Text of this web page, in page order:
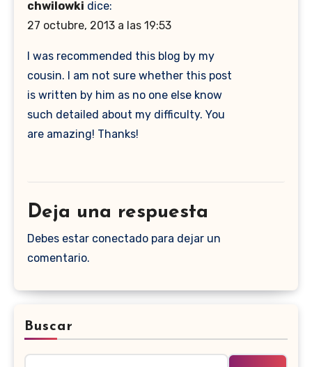
chwilowki dice:
27 octubre, 2013 a las 19:53
I was recommended this blog by my
cousin. I am not sure whether this post
is written by him as no one else know
such detailed about my difficulty. You
are amazing! Thanks!
Deja una respuesta
Debes estar conectado para dejar un
comentario.
Buscar